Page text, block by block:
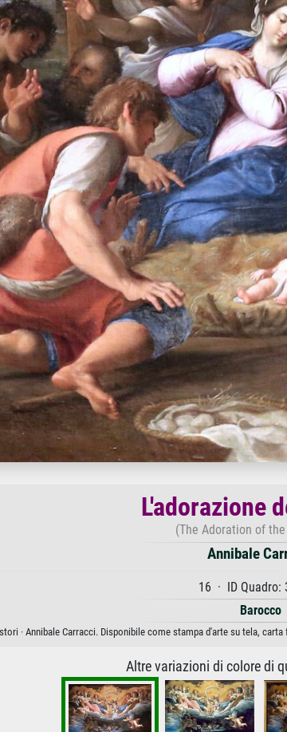
L'adorazione
(The Adoration of
Annibale
16 · ID Quadro:
Barocco
· Annibale Carracci. Disponibile come stampa d'arte su tela,
Altre variazioni di colore di